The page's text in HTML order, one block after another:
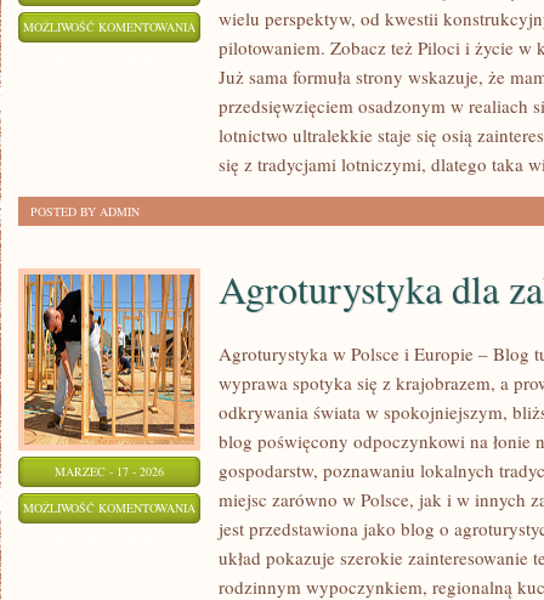
MOŻLIWOŚĆ KOMENTOWANIA LOTNICTWO
wielu perspektyw, od kwestii
pilotowaniem. Zobacz też Piloci i życie w
Już sama formuła strony wskazuje, że
przedsięwzięciem osadzonym w realiach
lotnictwo ultralekkie staje się osią
się z tradycjami lotniczymi, dlatego taka
POSTED BY ADMIN
MARZEC - 17 - 2026
MOŻLIWOŚĆ KOMENTOWANIA AGROTURYSTYKA
DLA
ZAKOCHANYCH
Agroturystyka dla
Agroturystyka w Polsce i Europie – Blog
wyprawa spotyka się z krajobrazem, a
odkrywania świata w spokojniejszym,
blog poświęcony odpoczynkowi na łonie
gospodarstw, poznawaniu lokalnych
miejsc zarówno w Polsce, jak i w innych
jest przedstawiona jako blog o
układ pokazuje szerokie zainteresowanie
rodzinnym wypoczynkiem, regionalną